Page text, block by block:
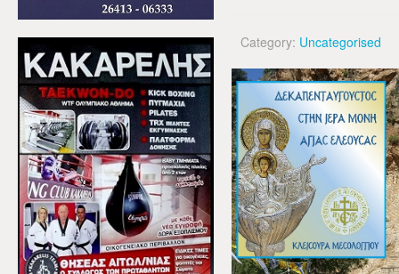
Category: Uncategorised